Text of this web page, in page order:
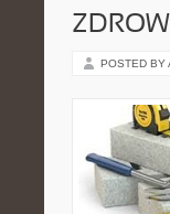
POSTED BY